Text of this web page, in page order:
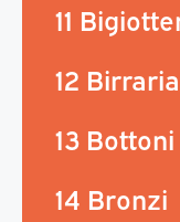
11
12 Birraria
13 Bottoni
14 Bronzi